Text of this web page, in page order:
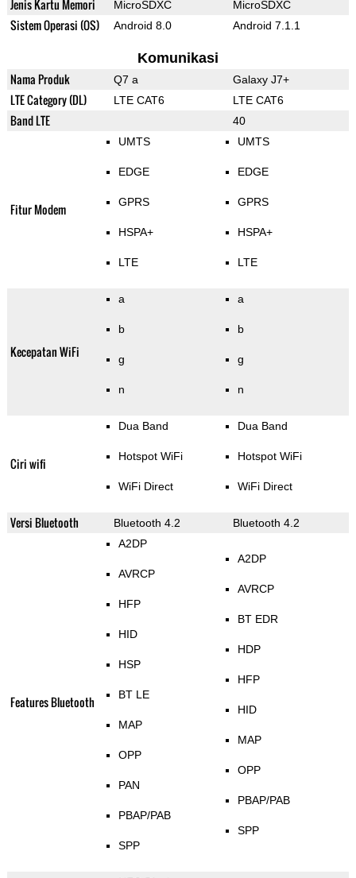
Jenis Kartu Memori MicroSDXC MicroSDXC
Sistem Operasi (OS) Android 8.0 Android 7.1.1
Komunikasi
Nama Produk Q7 a Galaxy J7+
LTE Category (DL) LTE CAT6 LTE CAT6
Band LTE 40
Fitur Modem
UMTS
EDGE
GPRS
HSPA+
LTE
UMTS
EDGE
GPRS
HSPA+
LTE
Kecepatan WiFi
a
b
g
n
a
b
g
n
Ciri wifi
Dua Band
Hotspot WiFi
WiFi Direct
Dua Band
Hotspot WiFi
WiFi Direct
Versi Bluetooth Bluetooth 4.2 Bluetooth 4.2
Features Bluetooth
A2DP
AVRCP
HFP
HID
HSP
BT LE
MAP
OPP
PAN
PBAP/PAB
SPP
A2DP
AVRCP
BT EDR
HDP
HFP
HID
MAP
OPP
PBAP/PAB
SPP